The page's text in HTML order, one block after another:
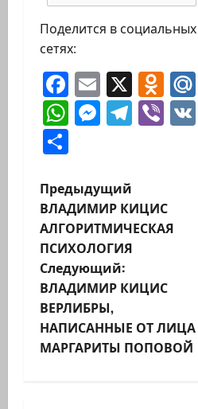
Поделится в социальных
сетях:
Facebook
Email
X
WhatsApp
Н
а
в
и
г
а
Предыдущий
ВЛАДИМИР КИЦИС
АЛГОРИТМИЧЕСКАЯ
ПСИХОЛОГИЯ
Следующий:
ВЛАДИМИР КИЦИС
ВЕРЛИБРЫ,
НАПИСАННЫЕ ОТ ЛИЦА
МАРГАРИТЫ ПОПОВОЙ